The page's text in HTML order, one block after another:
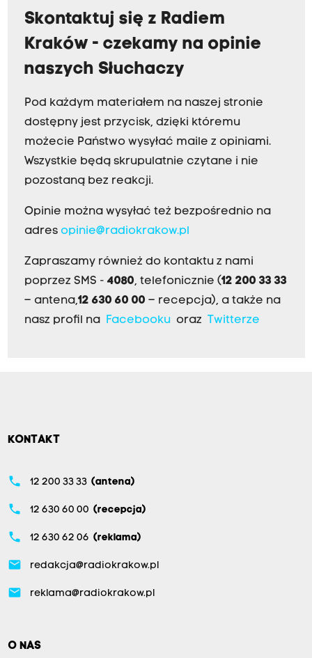
Skontaktuj się z Radiem
Kraków - czekamy na opinie
naszych Słuchaczy
Pod każdym materiałem na naszej stronie
dostępny jest przycisk, dzięki któremu
możecie Państwo wysyłać maile z opiniami.
Wszystkie będą skrupulatnie czytane i nie
pozostaną bez reakcji.
Opinie można wysyłać też bezpośrednio na
adres opinie@radiokrakow.pl
Zapraszamy również do kontaktu z nami
poprzez SMS - 4080, telefonicznie (12 200 33 33
– antena,12 630 60 00 – recepcja), a także na
nasz profil na Facebookuoraz Twitterze
KONTAKT
phone 12 200 33 33 (antena)
phone 12 630 60 00 (recepcja)
phone 12 630 62 06 (reklama)
email redakcja@radiokrakow.pl
email reklama@radiokrakow.pl
O NAS